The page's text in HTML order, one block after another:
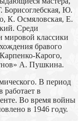
Ю.
К. Осмяловская, Е.
Среди
мировой классики
бравого
Карого,
А. Пушкина.
В период
в
Во время войны
в 1946 году.